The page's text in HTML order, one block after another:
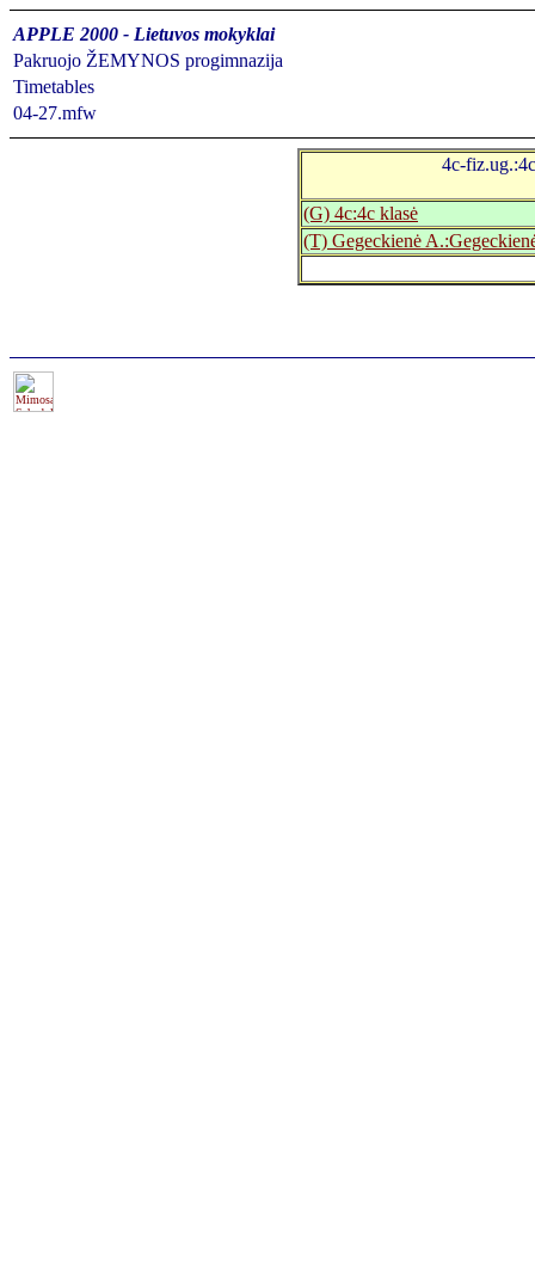
APPLE 2000 - Lietuvos mokyklai
Pakruojo ŽEMYNOS progimnazija
Timetables
04-27.mfw
4c-
(G) 4c:4c klasė
(T) Gegeckienė